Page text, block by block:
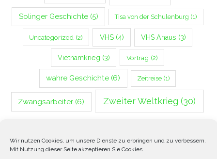
Wir nutzen Cookies, um unsere Dienste zu erbringen und zu verbessern.
Mit Nutzung dieser Seite akzeptieren Sie Cookies.
Solinger Geschichte(5) Tisa von der Schulenburg (1)
Uncategorized (2) VHS(4) VHS Ahaus (3)
Vietnamkrieg (3) Vortrag (2)
wahre Geschichte (6) Zeitreise(1)
Zwangsarbeiter (6) Zweiter Weltkrieg (30)